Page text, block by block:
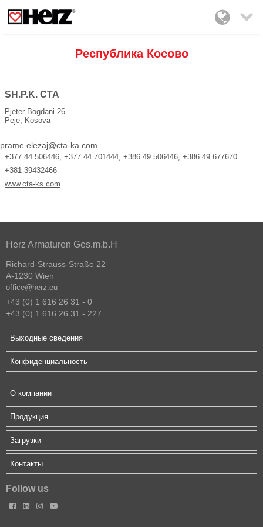

Республика Косово
SH.P.K. CTA
Pjeter Bogdani 26
Peje, Kosova
prame.elezaj@cta-ka.com
+377 44 506446, +377 44 701444, +386 49 506446, +386 49 677670
+381 39432466
www.cta-ks.com
Herz Armaturen Ges.m.b.H
Richard-Strauss-Straße 22
A-1230 Wien
office@herz.eu
+43 (0) 1 616 26 31 - 0
+43 (0) 1 616 26 31 - 227
Выходные сведения
Конфиденциальность
О компании
Продукция
Загрузки
Контакты
Follow us
   